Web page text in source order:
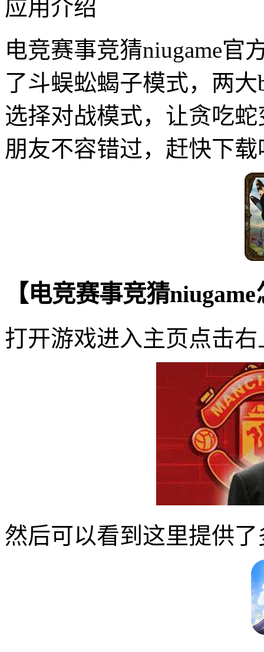
应用介绍
电竞赛事竞猜niugame官
了斗蜈蚣蝎子模式，两
选择对战模式，让贪吃
朋友不容错过，赶快下载
【电竞赛事竞猜
打开游戏进入主页点击
然后可以看到这里提供